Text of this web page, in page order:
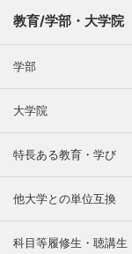
教育/学部・大学院
学部
大学院
特長ある教育・学び
他大学との単位互換
科目等履修生・聴講生